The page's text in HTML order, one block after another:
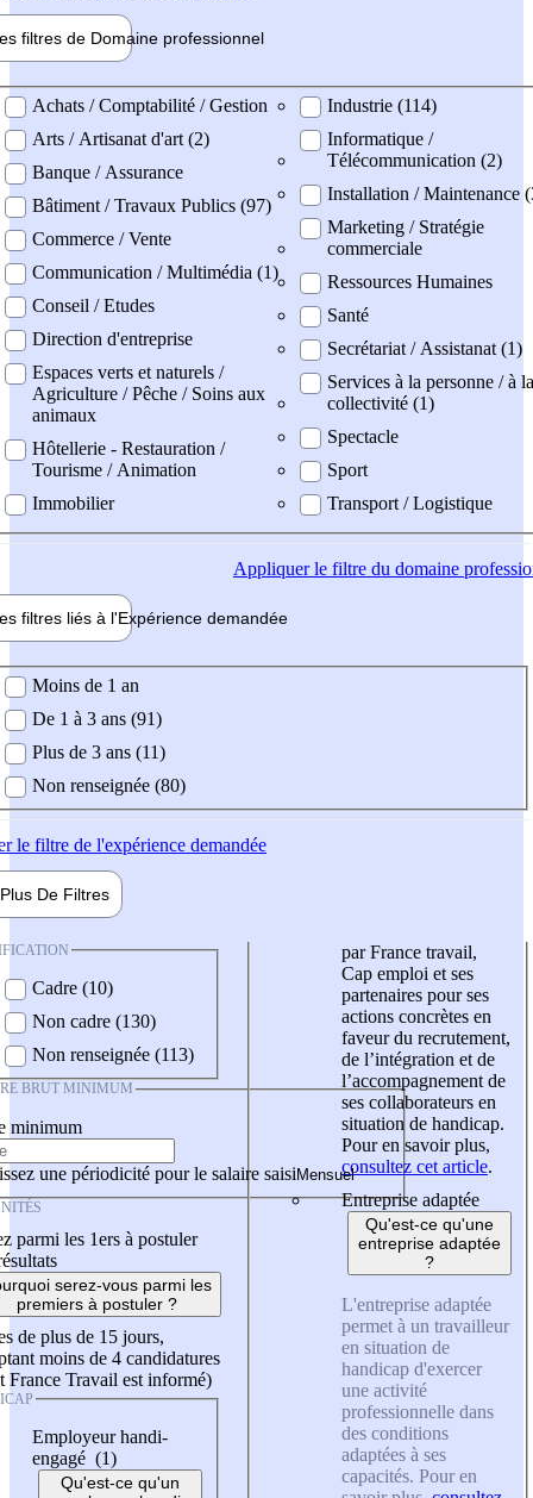
filtres de Domaine professionnel
professionel
Achats / Comptabilité / Gestion
Arts / Artisanat d'art (2)
Banque / Assurance
Bâtiment / Travaux Publics (97)
Commerce / Vente
Communication / Multimédia (1)
Conseil / Etudes
Direction d'entreprise
Espaces verts et naturels /
Agriculture / Pêche / Soins aux
animaux
Hôtellerie - Restauration /
Tourisme / Animation
Immobilier
Industrie (114)
Informatique /
Télécommunication (2)
Installation / Maintenance
Marketing / Stratégie
commerciale
Ressources Humaines
Santé
Secrétariat / Assistanat (1)
Services à la personne / à la
collectivité (1)
Spectacle
Sport
Transport / Logistique
Appliquerle filtre du domaine
filtres liés à l'Expérience demandée
demandée
Moins de 1 an
De 1 à 3 ans (91)
Plus de 3 ans (11)
Non renseignée (80)
le filtre de l'expérience demandée
Plus De Filtres
Cadre (10)
Non cadre (130)
Non renseignée (113)
BRUT MINIMUM
minimum
une périodicité pour le salaire saisi
parmi les 1ers à postuler
serez-vous parmi les
premiers à postuler ?
de plus de 15 jours,
moins de 4 candidatures
France Travail est informé)
Employeur handi-
engagé (1)
Qu'est-ce qu'un
par France travail,
Cap emploi et ses
partenaires pour ses
actions concrètes en
faveur du recrutement,
de l’intégration et de
l’accompagnement de
ses collaborateurs en
situation de handicap.
Pour en savoir plus,
consultez cet article.
Entreprise adaptée
Qu'est-ce qu'une
entreprise adaptée
?
L'entreprise adaptée
permet à un travailleur
en situation de
handicap d'exercer
une activité
professionnelle dans
des conditions
adaptées à ses
capacités. Pour en